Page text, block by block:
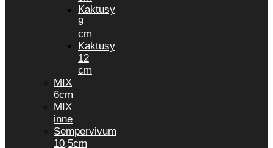
Kaktusy
9
cm
Kaktusy
12
cm
MIX
6cm
MIX
inne
Sempervivum
10,5cm